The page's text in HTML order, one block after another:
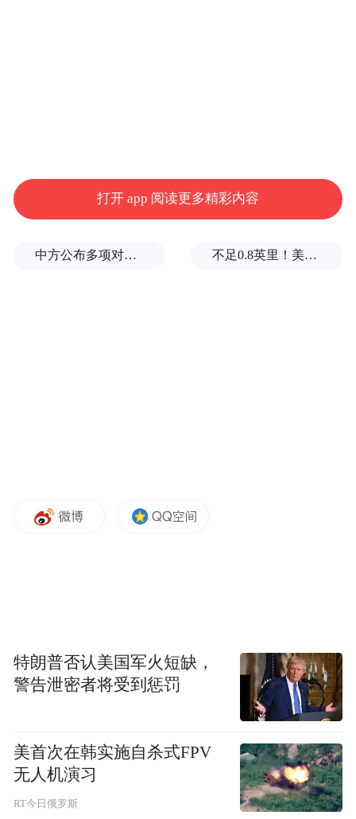
据悉，早在2024年11月，叶珂发布退网声
明，以“名媛培训班等传言不实”为由宣布退
网，试图平息舆论。
打开 app 阅读更多精彩内容
中方公布多项对美反制措施，专家：中美博弈进入“按规则出牌”阶段 不足0.8英里！美媒爆料：因通信失误，特朗普所乘直升机与客机一度“丧失安全间隔”
特朗普否认美国军火短缺，
警告泄密者将受到惩罚
美首次在韩实施自杀式FPV
无人机演习
RT今日俄罗斯